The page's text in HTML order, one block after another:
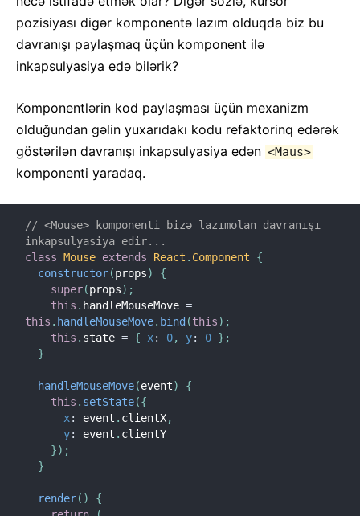
pozisiyası digər komponentə lazım olduqda biz bu
davranışı paylaşmaq üçün komponent ilə
inkapsulyasiya edə bilərik?
Komponentlərin kod paylaşması üçün mexanizm
olduğundan gəlin yuxarıdakı kodu refaktorinq edərək
göstərilən davranışı inkapsulyasiya edən <Maus>
komponenti yaradaq.
// <Mouse> komponenti bizə lazımolan davranışı
inkapsulyasiya edir...
class Mouse extends React . Component
{
constructor(props)
{
super(props) ;
this . handleMouseMove =
this . handleMouseMove. bind (this) ;
this . state = { x: 0, y: 0 } ;
}
handleMouseMove(event)
{
this . setState({
x: event . clientX,
y: event . clientY
}) ;
}
render( )
{
6. Xüsusi Hookların Düzəldilməsi
7. Hookların API Arayışı
8. Hooklar FAQ
TEST ETMƏ
İcmal
Test Etmə Reseptləri
Testing Environments
İŞTIRAK ETMƏK
Necə İştirak Etmək
Kodun İcmalı
Tətbiq Qeydləri
Dizayn Əsasları
AJAX və APIs
Babel, JSX, və Qurulma Addımları
Funksiyaların Komponentlərə Göndərilməsi
Komponent State-i
Stilləmə və CSS